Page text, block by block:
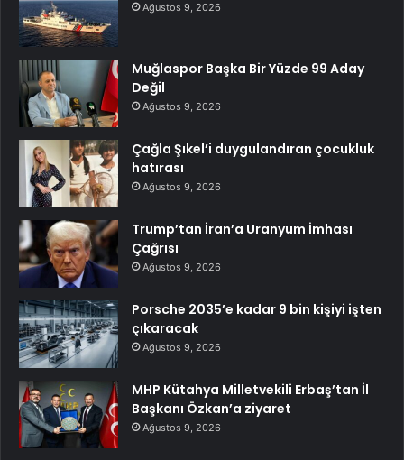
Ağustos 9, 2026
Muğlaspor Başka Bir Yüzde 99 Aday
Değil
Ağustos 9, 2026
Çağla Şıkel’i duygulandıran çocukluk
hatırası
Ağustos 9, 2026
Trump’tan İran’a Uranyum İmhası
Çağrısı
Ağustos 9, 2026
Porsche 2035’e kadar 9 bin kişiyi işten
çıkaracak
Ağustos 9, 2026
MHP Kütahya Milletvekili Erbaş’tan İl
Başkanı Özkan’a ziyaret
Ağustos 9, 2026